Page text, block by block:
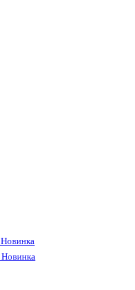
Новинка
Новинка